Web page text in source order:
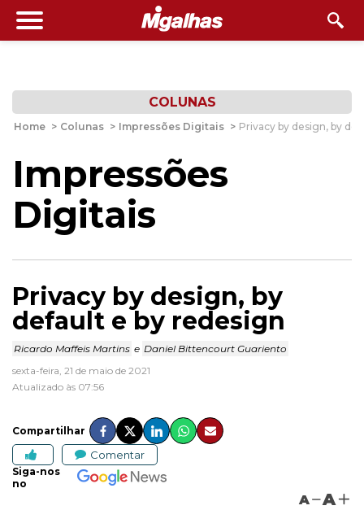
COLUNAS
Home > Colunas > Impressões Digitais > Privacy by design, by
Impressões
Digitais
Privacy by design, by
default e by redesign
Ricardo Maffeis Martins e Daniel Bittencourt Guariento
sexta-feira, 21 de maio de 2021
Atualizado às 07:56
Compartilhar
Comentar
Siga-nos
no
A A